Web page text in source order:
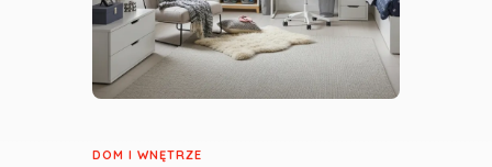
DOM I WNĘTRZE